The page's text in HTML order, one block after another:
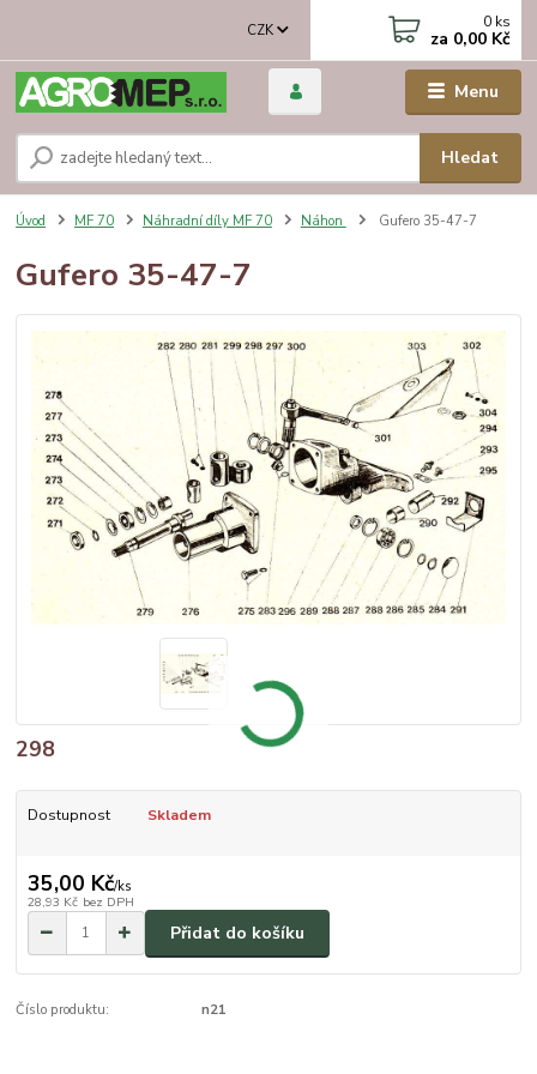
Menu
CZK
Hledat
0 ks
za 0,00 Kč
Úvod MF 70 Náhradní díly MF 70 Náhon Gufero 35-47-7
Gufero 35-47-7
298
Dostupnost Skladem
35,00 Kč/ks
28,93 Kč bez DPH
Přidat do košíku
Číslo produktu: n21